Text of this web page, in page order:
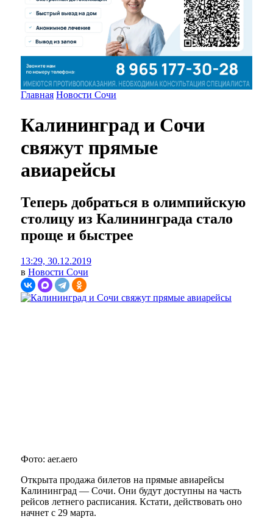
Главная Новости Сочи
Калининград и Сочи
свяжут прямые
авиарейсы
Теперь добраться в олимпийскую
столицу из Калининграда стало
проще и быстрее
13:29, 30.12.2019
в Новости Сочи
Фото: aer.aero
Открыта продажа билетов на прямые авиарейсы
Калининград — Сочи. Они будут доступны на часть
рейсов летнего расписания. Кстати, действовать оно
начнет с 29 марта.